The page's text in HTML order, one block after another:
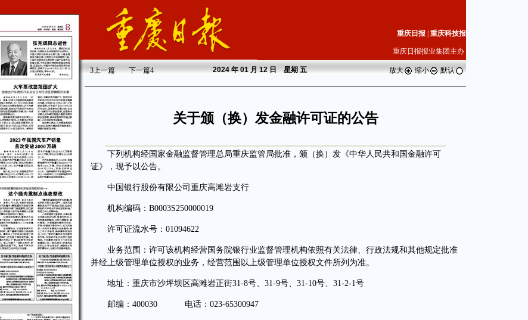
重庆日报 重庆科技报
重庆日报报业集团主办
3上一篇 下一篇4 2024年 01 月 12 日 星期五 放大 缩小 默认
关于颁（换）发金融许可证的公告
下列机构经国家金融监督管理总局重庆监管局批准，颁（换）发《中华人民共和国金融许可
证》，现予以公告。
中国银行股份有限公司重庆高滩岩支行
机构编码：B0003S250000019
许可证流水号：01094622
业务范围：许可该机构经营国务院银行业监督管理机构依照有关法律、行政法规和其他规定批准
并经上级管理单位授权的业务，经营范围以上级管理单位授权文件所列为准。
地址：重庆市沙坪坝区高滩岩正街31-8号、31-9号、31-10号、31-2-1号
邮编：400030 电话：023-65300947